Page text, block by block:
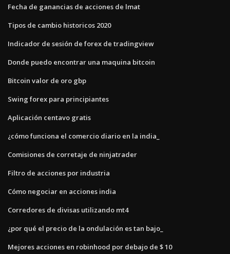
Fecha de ganancias de acciones de lmat
Tipos de cambio historicos 2020
Indicador de sesión de forex de tradingview
Donde puedo encontrar una maquina bitcoin
Bitcoin valor de oro gbp
Swing forex para principiantes
Aplicación centavo gratis
¿cómo funciona el comercio diario en la india_
Comisiones de corretaje de ninjatrader
Filtro de acciones por industria
Cómo negociar en acciones india
Corredores de divisas utilizando mt4
¿por qué el precio de la ondulación es tan bajo_
Mejores acciones en robinhood por debajo de $ 10